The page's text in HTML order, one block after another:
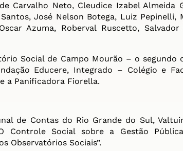
Carvalho Neto, Cleudice Izabel Almeida
José Nelson Botega, Luiz Pepinelli,
Azuma, Roberval Ruscetto,
Social de Campo Mourão – o segundo
Educere, Integrado – Colégio e
a Panificadora Fiorella.
de Contas do Rio Grande do Sul,
Controle Social sobre a Gestão
Observatórios Sociais”.